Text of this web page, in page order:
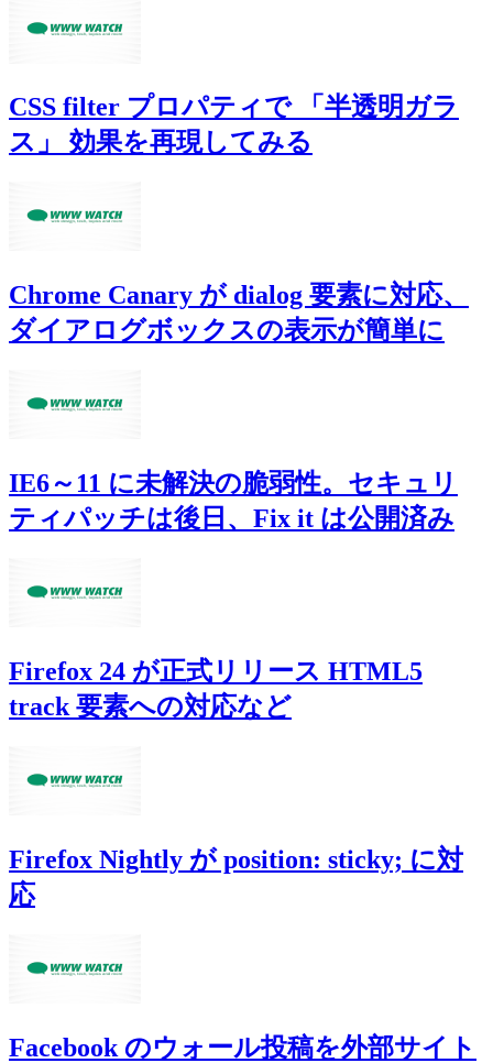
CSS filter プロパティで 「半透明ガラ
ス」 効果を再現してみる
Chrome Canary が dialog 要素に対応、
ダイアログボックスの表示が簡単に
IE6～11 に未解決の脆弱性。セキュリ
ティパッチは後日、Fix it は公開済み
Firefox 24 が正式リリース HTML5
track 要素への対応など
Firefox Nightly が position: sticky; に対
応
Facebook のウォール投稿を外部サイト